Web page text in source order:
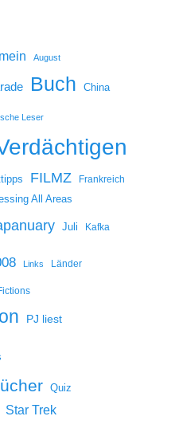
August
Buch China
Leser
FILMZ
Frankreich
All Areas
Juli Kafka
Links Länder
PJ liest
Quiz
Star Trek